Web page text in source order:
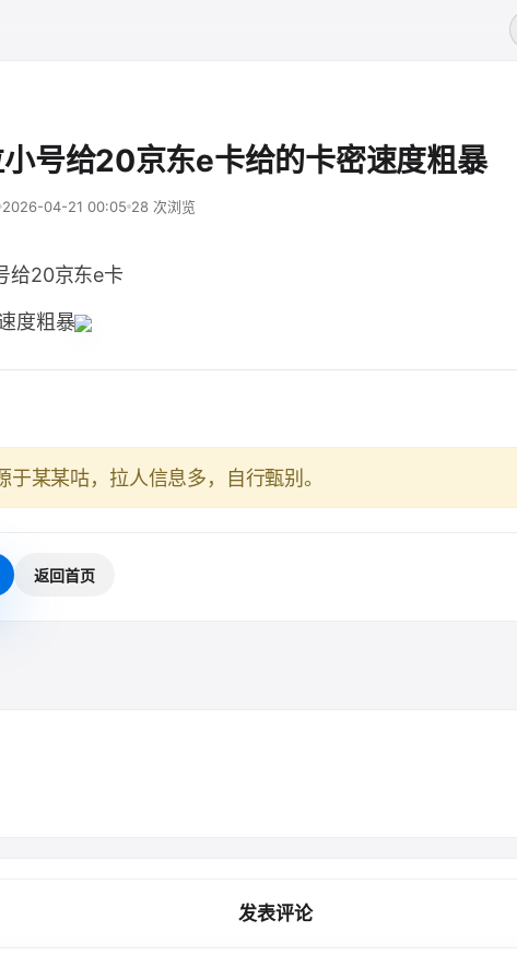
号给20京东e卡给的卡密速度粗暴
2026-04-21 00:05 28 次浏览
给20京东e卡
度粗暴
于某某咕，拉人信息多，自行甄别。
返回首页
发表评论